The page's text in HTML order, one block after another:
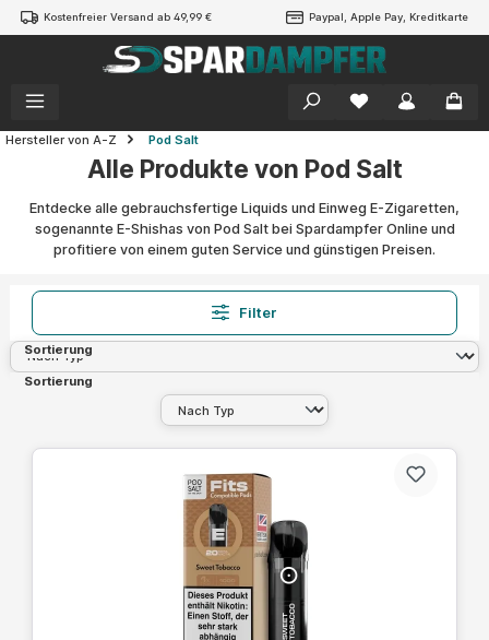
springen
Kostenfreier Versand ab 49,99 € Paypal, Apple Pay, Kreditkarte
Hersteller von A-Z Pod Salt
Alle Produkte von Pod Salt
Entdecke alle gebrauchsfertige Liquids und Einweg E-Zigaretten,
sogenannte E-Shishas von Pod Salt bei Spardampfer Online und
profitiere von einem guten Service und günstigen Preisen.
Filter
Sortierung
Sortierung